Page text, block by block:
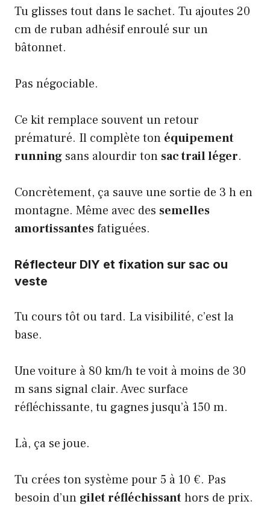
Tu glisses tout dans le sachet. Tu ajoutes 20
cm de ruban adhésif enroulé sur un
bâtonnet.
Pas négociable.
Ce kit remplace souvent un retour
prématuré. Il complète ton équipement
running sans alourdir ton sac trail léger.
Concrètement, ça sauve une sortie de 3 h en
montagne. Même avec des semelles
amortissantesfatiguées.
Réflecteur DIY et fixation sur sac ou
veste
Tu cours tôt ou tard. La visibilité, c’est la
base.
Une voiture à 80 km/h te voit à moins de 30
m sans signal clair. Avec surface
réfléchissante, tu gagnes jusqu’à 150 m.
Là, ça se joue.
Tu crées ton système pour 5 à 10 €. Pas
besoin d’un gilet réfléchissanthors de prix.